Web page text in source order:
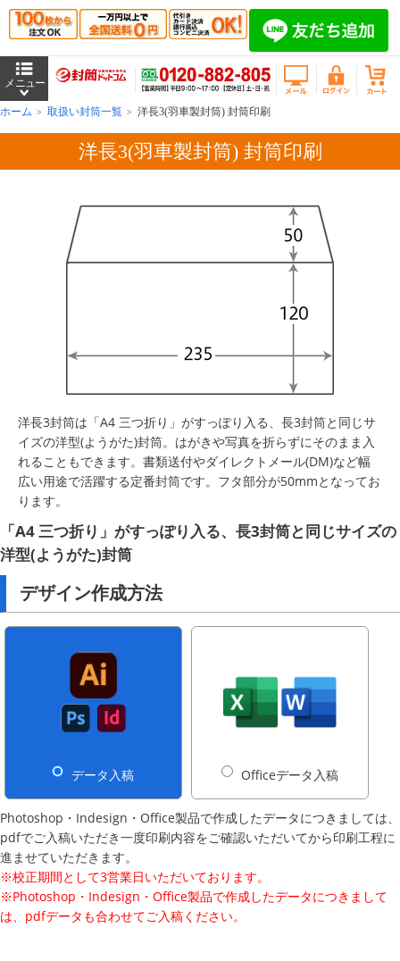
ホーム 取扱い封筒一覧 洋長3(羽車製封筒) 封筒印刷
洋長3(羽車製封筒) 封筒印刷
洋長3封筒は「A4 三つ折り」がすっぽり入る、長3封筒と同じサ
イズの洋型(ようがた)封筒。はがきや写真を折らずにそのまま入
れることもできます。書類送付やダイレクトメール(DM)など幅
広い用途で活躍する定番封筒です。フタ部分が50mmとなってお
ります。
「A4 三つ折り」がすっぽり入る、長3封筒と同じサイズの
洋型(ようがた)封筒
デザイン作成方法
データ入稿 Officeデータ入稿
Photoshop・Indesign・Office製品で作成したデータにつきましては、
pdfでご入稿いただき一度印刷内容をご確認いただいてから印刷工程に
進ませていただきます。
※校正期間として3営業日いただいております。
※Photoshop・Indesign・Office製品で作成したデータにつきまして
は、pdfデータも合わせてご入稿ください。